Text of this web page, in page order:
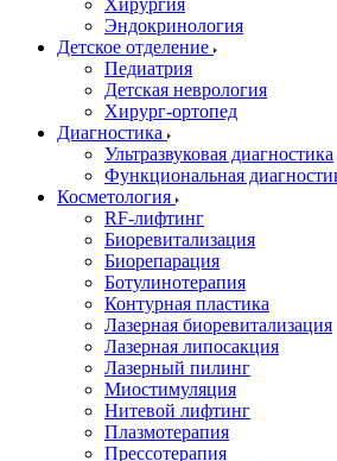
Хирургия
Эндокринология
Детское отделение
Педиатрия
Детская неврология
Хирург-ортопед
Диагностика
Ультразвуковая диагностика
Функциональная
Косметология
RF-лифтинг
Биоревитализация
Биорепарация
Ботулинотерапия
Контурная пластика
Лазерная биоревитализация
Лазерная липосакция
Лазерный пилинг
Миостимуляция
Нитевой лифтинг
Плазмотерапия
Прессотерапия